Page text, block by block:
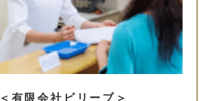
有限会社ビリーブ＞